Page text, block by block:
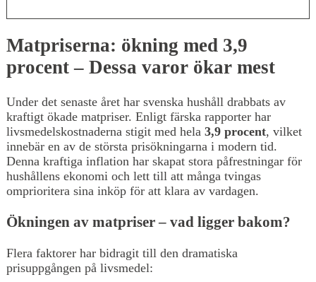
Matpriserna: ökning med 3,9
procent – Dessa varor ökar mest
Under det senaste året har svenska hushåll drabbats av
kraftigt ökade matpriser. Enligt färska rapporter har
livsmedelskostnaderna stigit med hela 3,9 procent, vilket
innebär en av de största prisökningarna i modern tid.
Denna kraftiga inflation har skapat stora påfrestningar för
hushållens ekonomi och lett till att många tvingas
omprioritera sina inköp för att klara av vardagen.
Ökningen av matpriser – vad ligger bakom?
Flera faktorer har bidragit till den dramatiska
prisuppgången på livsmedel: